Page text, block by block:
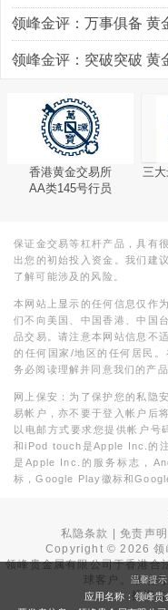
领峰金评：突破突破 黄
香港黄金交易所
AA类145号行员
三
保证金交易等杠杆产品，具有
出您的初始投入资金。我们建
了解可能涉及的风险。
本网站上显示的任何信息仅作
们不向美国、中国香港、中国
品交易。请注意本网站信息不
的任何国家/地区的任何居民
务必阅读理解并同意我们的产
网上保安：为了保护您的私隐
易帐户，亦不要于登入帐户后
以电邮方式要求您提供帐户
和iPod touch是Apple Inc.的
是Apple Inc.的服务标志，
标，Google Play徽标和
私隐条款 |免责声明
Copyright ©2026 领
领峰贵金属有限公司于香港合
球客户。本站
投资
温馨提
应用名称：领峰